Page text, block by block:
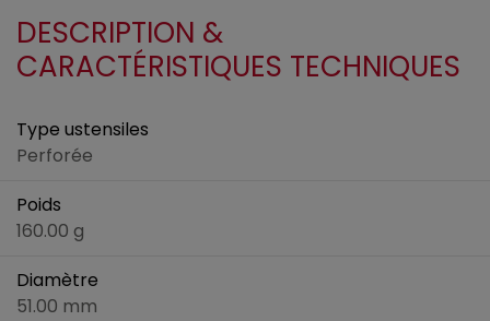
DESCRIPTION &
CARACTÉRISTIQUES TECHNIQUES
Type ustensiles
Perforée
Poids
160.00 g
Diamètre
51.00 mm